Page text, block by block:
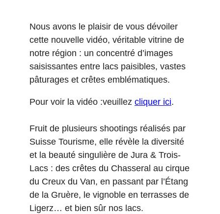
Nous avons le plaisir de vous dévoiler
cette nouvelle vidéo, véritable vitrine de
notre région : un concentré d’images
saisissantes entre lacs paisibles, vastes
pâturages et crêtes emblématiques.
Pour voir la vidéo :veuillez cliquer ici.
Fruit de plusieurs shootings réalisés par
Suisse Tourisme, elle révèle la diversité
et la beauté singulière de Jura & Trois-
Lacs : des crêtes du Chasseral au cirque
du Creux du Van, en passant par l’Étang
de la Gruère, le vignoble en terrasses de
Ligerz… et bien sûr nos lacs.